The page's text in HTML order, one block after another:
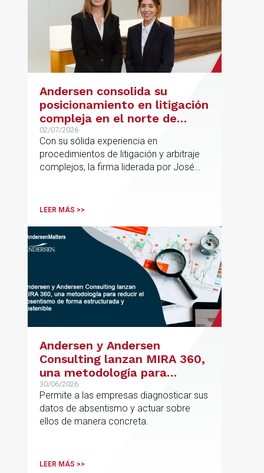
Andersen consolida su
posicionamiento en litigación
compleja en el norte de
España con la incorporación
de Rebeca Larena
02/07/2026
Con su sólida experiencia en
procedimientos de litigación y arbitraje
complejos, la firma liderada por José
posicionamiento en asesoramiento
LEER MÁS >>
Andersen y Andersen
Consulting lanzan MIRA 360,
una metodología para
reducir el absentismo de
forma estructurada y
sostenible
30/06/2026
Permite a las empresas diagnosticar sus
datos de absentismo y actuar sobre
ellos de manera concreta.
LEER MÁS >>